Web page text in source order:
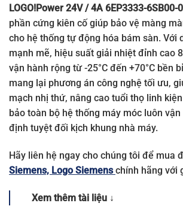
LOGO!Power 24V / 4A 6EP3333-6SB00-
phần cứng kiên cố giúp bảo vệ màng
cho hệ thống tự động hóa bám sàn. Với
mạnh mẽ, hiệu suất giải nhiệt đỉnh cao
vận hành rộng từ -25°C đến +70°C bền
mang lại phương án công nghệ tối ưu,
mạch nhị thứ, nâng cao tuổi thọ linh
bảo toàn bộ hệ thống máy móc luôn
định tuyệt đối kịch khung nhà máy.
Hãy liên hệ ngay cho chúng tôi để mua
Siemens, Logo Siemens chính hãng với
Xem thêm tài liệu ↓